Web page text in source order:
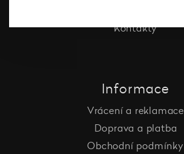
Kontakty
Informace
Vrácení a reklamace
Doprava a platba
Obchodní podmínky